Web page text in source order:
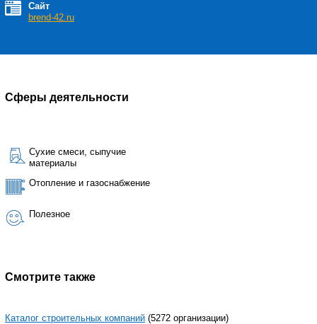
Сайт
brend-42.ru
Сферы деятельности
Сухие смеси, сыпучие
материалы
Отопление и газоснабжение
Полезное
Смотрите также
Каталог строительных компаний (5272 организации)